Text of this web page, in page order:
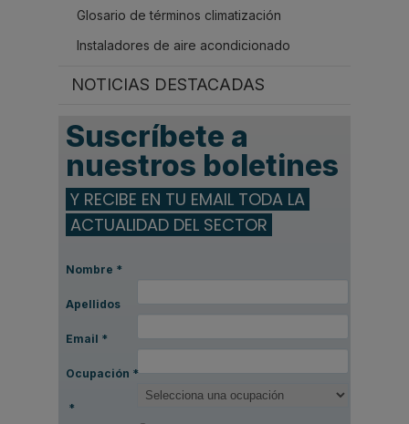
Glosario de términos climatización
Instaladores de aire acondicionado
NOTICIAS DESTACADAS
Suscríbete a
nuestros boletines
Y RECIBE EN TU EMAIL TODA LA
ACTUALIDAD DEL SECTOR
Nombre *
Apellidos
Email *
Ocupación *
*